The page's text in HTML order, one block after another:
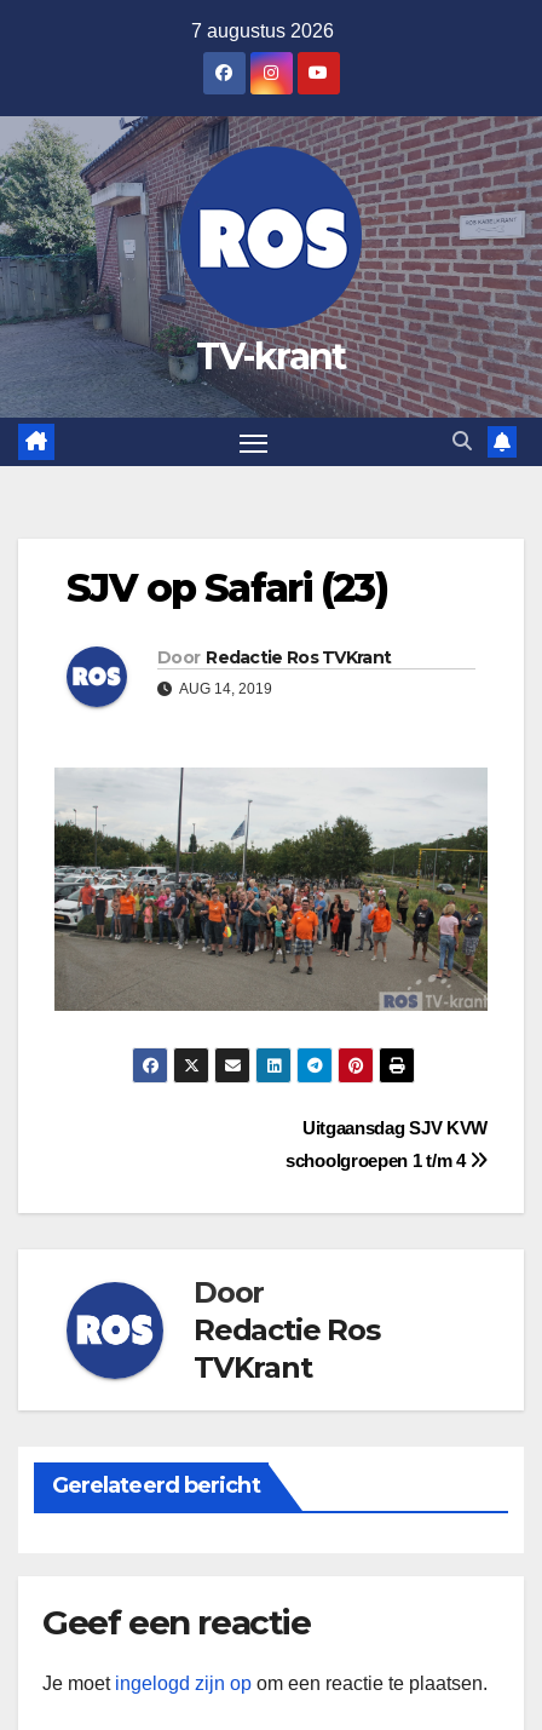
inhoud
7 augustus 2026
TV-krant
SJV op Safari (23)
Door Redactie Ros TVKrant
AUG 14, 2019
Uitgaansdag SJV KVW
schoolgroepen 1 t/m 4
Door
Redactie Ros
TVKrant
Gerelateerd bericht
Geef een reactie
Je moet ingelogd zijn op om een reactie te plaatsen.